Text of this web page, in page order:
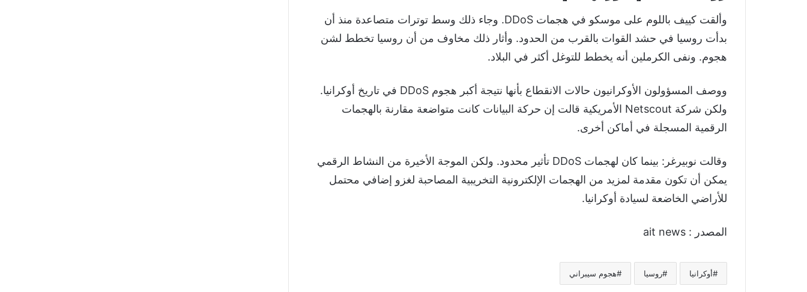
وألقت كييف باللوم على موسكو في هجمات DDoS. وجاء ذلك وسط توترات متصاعدة منذ أن
بدأت روسيا في حشد القوات بالقرب من الحدود. وأثار ذلك مخاوف من أن روسيا تخطط لشن
هجوم. ونفى الكرملين أنه يخطط للتوغل أكثر في البلاد.
ووصف المسؤولون الأوكرانيون حالات الانقطاع بأنها نتيجة أكبر هجوم DDoS في تاريخ أوكرانيا.
ولكن شركة Netscout الأمريكية قالت إن حركة البيانات كانت متواضعة مقارنة بالهجمات
الرقمية المسجلة في أماكن أخرى.
وقالت نوبيرغر: بينما كان لهجمات DDoS تأثير محدود. ولكن الموجة الأخيرة من النشاط الرقمي
يمكن أن تكون مقدمة لمزيد من الهجمات الإلكترونية التخريبية المصاحبة لغزو إضافي محتمل
للأراضي الخاضعة لسيادة أوكرانيا.
المصدر : ait news
أوكرانيا روسيا هجوم سيبراني